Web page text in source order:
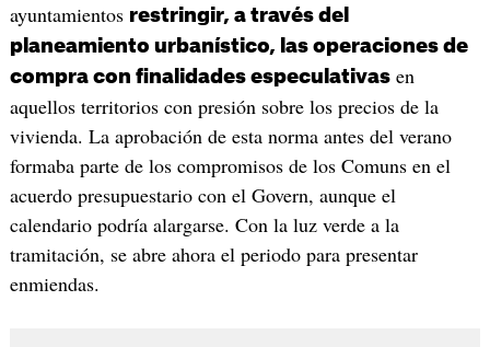
ayuntamientos restringir, a través del
planeamiento urbanístico, las operaciones de
compra con finalidades especulativasen
aquellos territorios con presión sobre los precios de la
vivienda. La aprobación de esta norma antes del verano
formaba parte de los compromisos de los Comuns en el
acuerdo presupuestario con el Govern, aunque el
calendario podría alargarse. Con la luz verde a la
tramitación, se abre ahora el periodo para presentar
enmiendas.